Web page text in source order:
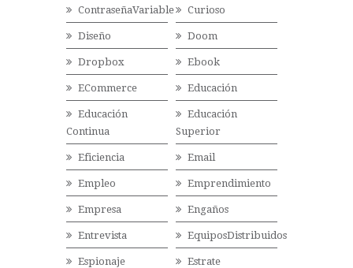
ContraseñaVariable Curioso
Diseño Doom
Dropbox Ebook
ECommerce Educación
Educación
Continua
Educación
Superior
Eficiencia Email
Empleo Emprendimiento
Empresa Engaños
Entrevista EquiposDistribuidos
Espionaje Estrate